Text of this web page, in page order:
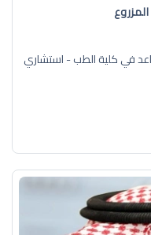
في كلية الطب - استشاري